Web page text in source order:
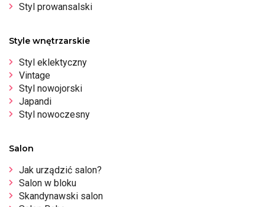
Styl prowansalski
Style wnętrzarskie
Styl eklektyczny
Vintage
Styl nowojorski
Japandi
Styl nowoczesny
Salon
Jak urządzić salon?
Salon w bloku
Skandynawski salon